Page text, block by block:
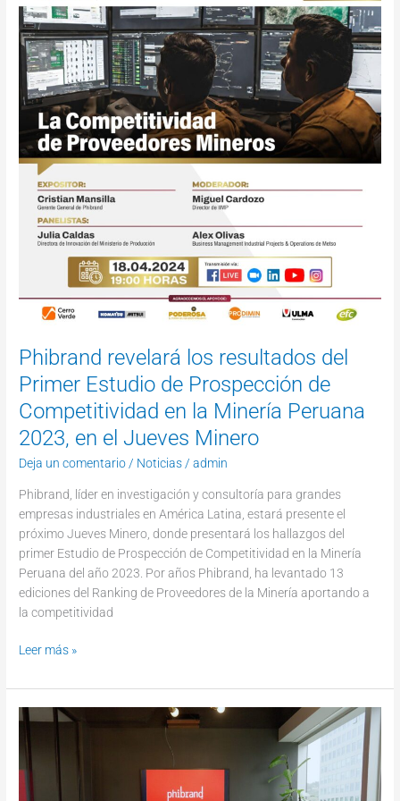
Phibrand revelará los resultados del
Primer Estudio de Prospección de
Competitividad en la Minería Peruana
2023, en el Jueves Minero
Deja un comentario/ Noticias/admin
Phibrand, líder en investigación y consultoría para grandes
empresas industriales en América Latina, estará presente el
próximo Jueves Minero, donde presentará los hallazgos del
primer Estudio de Prospección de Competitividad en la Minería
Peruana del año 2023. Por años Phibrand, ha levantado 13
ediciones del Ranking de Proveedores de la Minería aportando a
la competitividad
los
resultados
del
Primer
Estudio
de
Prospección
de
Competitividad
Minería
Peruana
Jueves
Leer más »
Phibrand
CircularTec
firman
acuerdo